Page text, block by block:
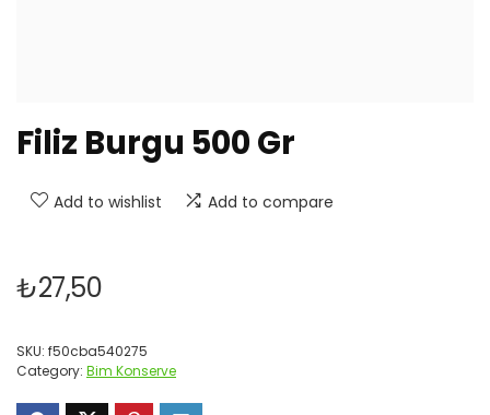
Filiz Burgu 500 Gr
Add to wishlist Add to compare
₺27,50
SKU: f50cba540275
Category: Bim Konserve